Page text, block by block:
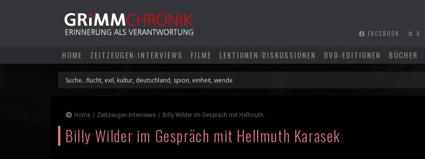
FACEBOOK X
HOME ZEITZEUGEN-INTERVIEWS FILME LEKTIONEN-DISKUSSIONEN DVD-EDITIONEN BÜCHER
Home / Zeitzeugen-Interviews / Billy Wilder im Gespräch mit Hellmuth...
Billy Wilder im Gespräch mit Hellmuth Karasek